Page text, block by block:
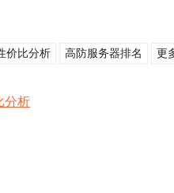
价比分析 高防服务器排名 更
分析